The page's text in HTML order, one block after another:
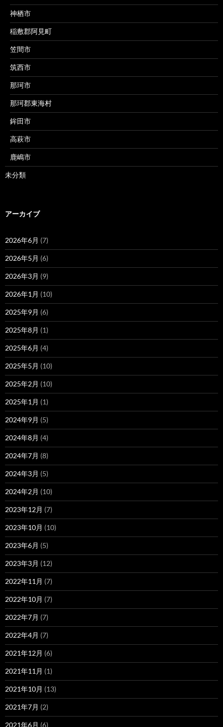
神栖市
稲敷郡阿見町
笠間市
筑西市
那珂市
那珂郡東海村
鉾田市
高萩市
鹿嶋市
未分類
アーカイブ
2026年6月 (7)
2026年5月 (6)
2026年3月 (9)
2026年1月 (10)
2025年9月 (6)
2025年8月 (1)
2025年6月 (4)
2025年5月 (10)
2025年2月 (10)
2025年1月 (1)
2024年9月 (5)
2024年8月 (4)
2024年7月 (8)
2024年3月 (5)
2024年2月 (10)
2023年12月 (7)
2023年10月 (10)
2023年6月 (5)
2023年3月 (12)
2022年11月 (7)
2022年10月 (7)
2022年7月 (7)
2022年4月 (7)
2021年12月 (6)
2021年11月 (1)
2021年10月 (13)
2021年7月 (2)
2021年6月 (6)